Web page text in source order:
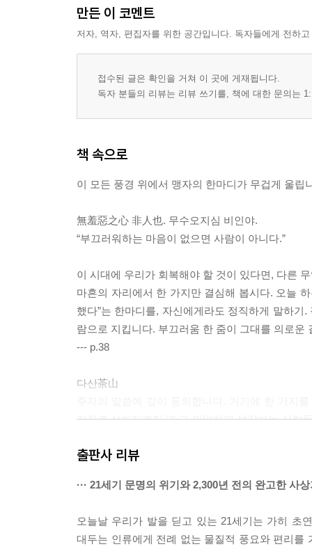
만든 이 코멘트
저자, 역자, 편집자를 위한 공간입니다. 독자들에게 전하
접수된 글은 확인을 거쳐 이 곳에 게재됩니다.
독자 분들의 리뷰는 리뷰 쓰기를, 책에 대한 문의는
책 속으로
이 모든 풍경 위에서 맹자의 한마디가 무겁게 울립
無羞惡之心 非人也. 무수오지심 비인야.
“부끄러워하는 마음이 없으면 사람이 아니다.”
이 시대에 우리가 회복해야 할 것이 있다면, 다른
마흔의 자리에서 한 가지만 결심해 봅시다. 오늘
했다”는 한마디를, 자신에게라도 정직하게 말하
람으로 지킵니다. 부끄러움 한 줌이 그대를 의로운
--- p.38
다산茶山
저절로 선해지겠지.’라고 안일하게 생각하는 사
흐를 길을 만들어주지 않으면 막힙니다. 막힌 본
맹자는 군자가 마음을 보존하는 두 가지 길을 분명
출판사 리뷰
··· 21세기 문명의 위기와 2,300년 전의 완고한 사
오늘날 우리가 발을 딛고 있는 21세기는 가히 초
대두는 인류에게 전례 없는 물질적 풍요와 편리를